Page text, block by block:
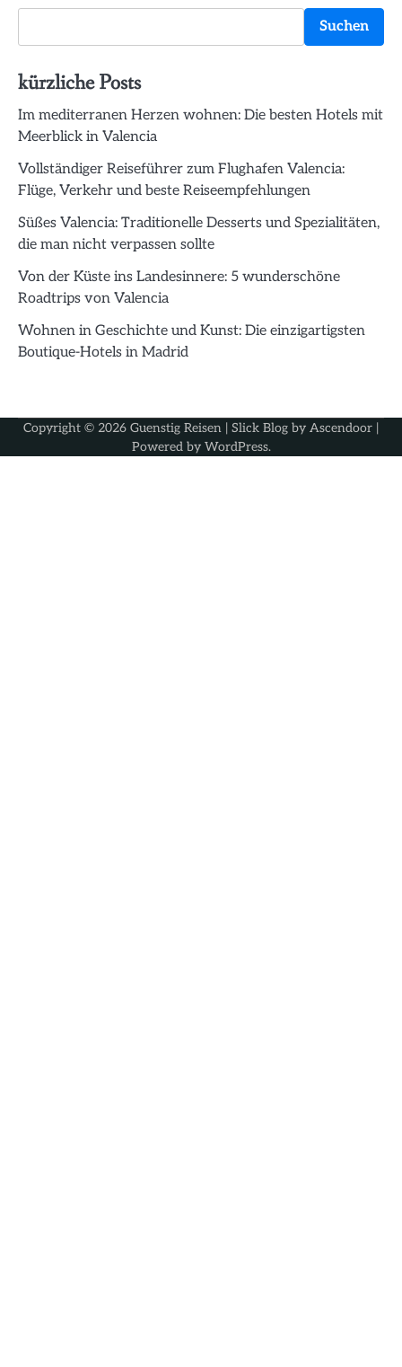
Suchen
kürzliche Posts
Im mediterranen Herzen wohnen: Die besten Hotels mit
Meerblick in Valencia
Vollständiger Reiseführer zum Flughafen Valencia:
Flüge, Verkehr und beste Reiseempfehlungen
Süßes Valencia: Traditionelle Desserts und Spezialitäten,
die man nicht verpassen sollte
Von der Küste ins Landesinnere: 5 wunderschöne
Roadtrips von Valencia
Wohnen in Geschichte und Kunst: Die einzigartigsten
Boutique-Hotels in Madrid
Copyright © 2026 Guenstig Reisen | Slick Blog by Ascendoor |
Powered by WordPress.